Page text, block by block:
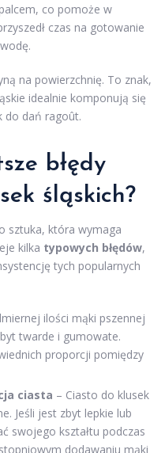
co pomoże w
czas na gotowanie
na powierzchnię. To znak,
idealnie komponują się
do dań ragoût.
błędy
śląskich?
sztuka, która wymaga
kilka typowych błędów,
tych popularnych
ilości mąki pszennej
twarde i gumowate.
proporcji pomiędzy
ciasta – Ciasto do klusek
Jeśli jest zbyt lepkie lub
swojego kształtu podczas
dodawaniu mąki